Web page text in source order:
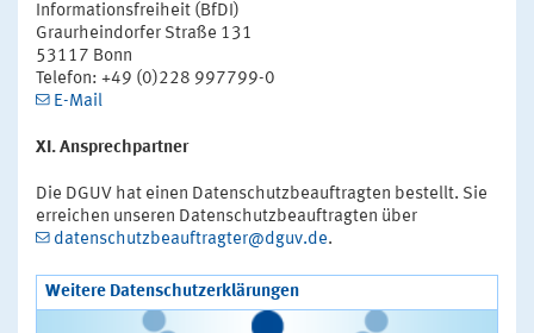
Informationsfreiheit (BfDI)
Graurheindorfer Straße 131
53117 Bonn
Telefon: +49 (0)228 997799-0
E-Mail
XI. Ansprechpartner
Die DGUV hat einen Datenschutzbeauftragten bestellt. Sie
erreichen unseren Datenschutzbeauftragten über
datenschutzbeauftragter@dguv.de.
Weitere Datenschutzerklärungen